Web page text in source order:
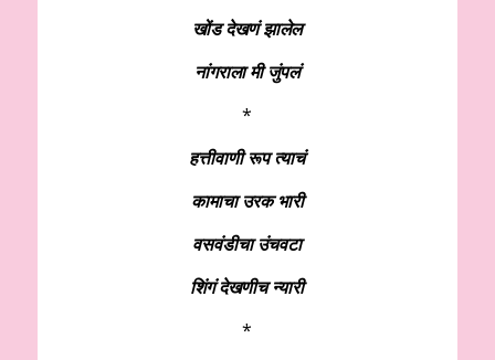
खोंड देखणं झालेल
नांगराला मी जुंपलं
*
हत्तीवाणी रूप त्याचं
कामाचा उरक भारी
वसवंडीचा उंचवटा
शिंगं देखणीच न्यारी
*